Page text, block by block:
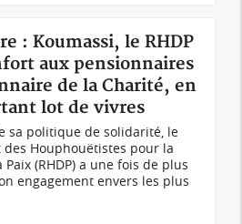
: Koumassi, le RHDP
aux pensionnaires
de la Charité, en
lot de vivres
sa politique de solidarité, le
des Houphouëtistes pour la
(RHDP) a une fois de plus
engagement envers les plus